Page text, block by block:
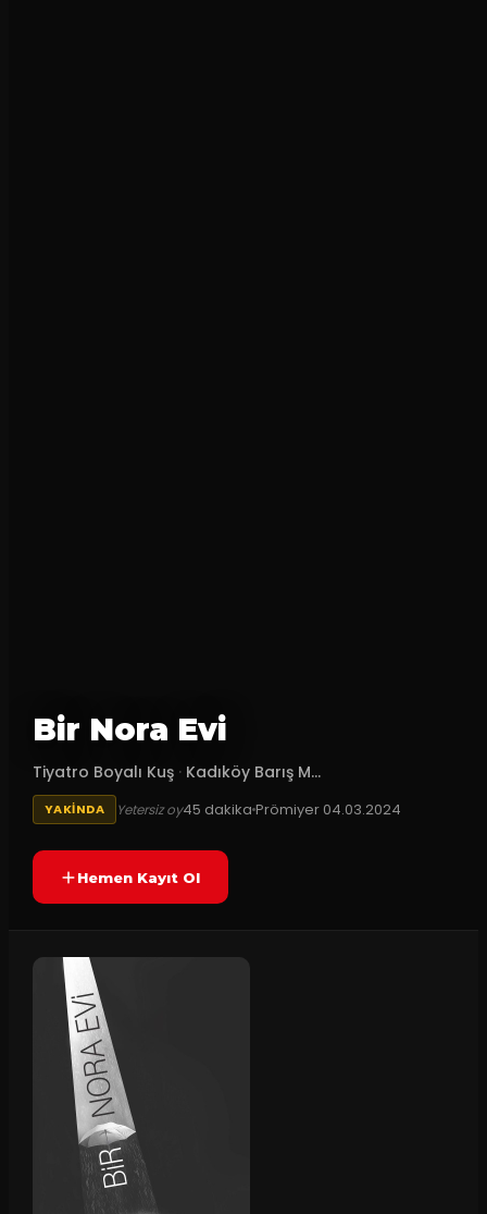
Bir Nora Evi
Tiyatro Boyalı Kuş · Kadıköy Barış M...
YAKINDA Yetersiz oy45 dakikaPrömiyer 04.03.2024
Hemen Kayıt Ol